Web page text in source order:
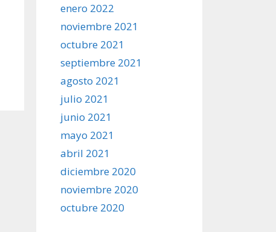
enero 2022
noviembre 2021
octubre 2021
septiembre 2021
agosto 2021
julio 2021
junio 2021
mayo 2021
abril 2021
diciembre 2020
noviembre 2020
octubre 2020